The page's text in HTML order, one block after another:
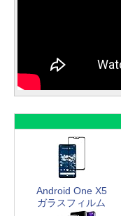
Android One X5
ガラスフィルム